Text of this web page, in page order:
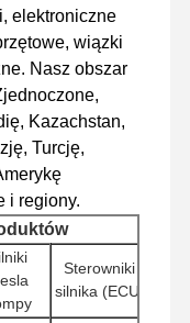
elektroniczne
wiązki
Nasz obszar
Kazachstan,
Turcję,
i regiony.
Sterowniki
silnika (ECU)